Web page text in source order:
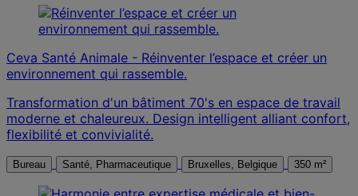
Ceva Santé Animale - Réinventer l’espace et créer un
environnement qui rassemble.
Transformation d'un bâtiment 70's en espace de travail
moderne et chaleureux. Design intelligent alliant confort,
flexibilité et convivialité.
Bureau Santé, Pharmaceutique Bruxelles, Belgique 350 m²